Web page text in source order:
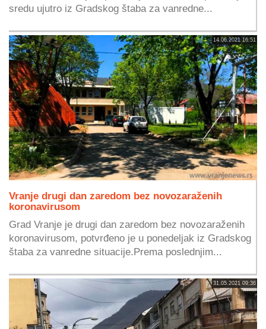
sredu ujutro iz Gradskog štaba za vanredne...
14.06.2021 16:51
Vranje drugi dan zaredom bez novozaraženih
koronavirusom
Grad Vranje je drugi dan zaredom bez novozaraženih
koronavirusom, potvrđeno je u ponedeljak iz Gradskog
štaba za vanredne situacije.Prema poslednjim...
31.05.2021 09:36